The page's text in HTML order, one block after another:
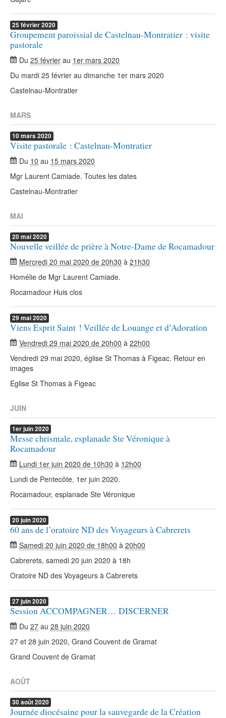
25 février2020
Groupement paroissial de Castelnau-Montratier : visite
pastorale
Du 25 février au 1er mars 2020
Du mardi 25 février au dimanche 1er mars 2020
Castelnau-Montratier
MARS
10 mars 2020
Visite pastorale : Castelnau-Montratier
Du 10 au 15 mars 2020
Mgr Laurent Camiade. Toutes les dates
Castelnau-Montratier
MAI
20 mai2020
Nouvelle veillée de prière à Notre-Dame de Rocamadour
Mercredi 20 mai 2020 de 20h30 à 21h30
Homélie de Mgr Laurent Camiade.
Rocamadour Huis clos
29 mai2020
Viens Esprit Saint ! Veillée de Louange et d’Adoration
Vendredi 29 mai 2020 de 20h00 à 22h00
Vendredi 29 mai 2020, église St Thomas à Figeac. Retour en
images
Eglise St Thomas à Figeac
JUIN
1erjuin2020
Messe chrismale, esplanade Ste Véronique à
Rocamadour
Lundi 1er juin 2020 de 10h30 à 12h00
Lundi de Pentecôte, 1er juin 2020.
Rocamadour, esplanade Ste Véronique
20 juin2020
60 ans de l’oratoire ND des Voyageurs à Cabrerets
Samedi 20 juin 2020 de 18h00 à 20h00
Cabrerets, samedi 20 juin 2020 à 18h
Oratoire ND des Voyageurs à Cabrerets
27juin2020
Session ACCOMPAGNER… DISCERNER
Du 27 au 28 juin 2020
27 et 28 juin 2020, Grand Couvent de Gramat
Grand Couvent de Gramat
AOÛT
30 août2020
Journée diocésaine pour la sauvegarde de la Création